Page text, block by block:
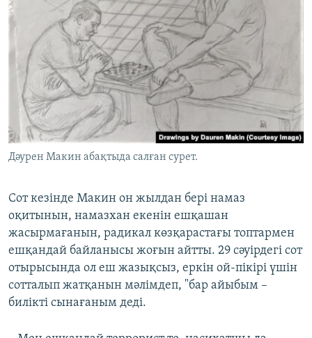
Дәурен Макин абақтыда салған сурет.
Сот кезінде Макин он жылдан бері намаз
оқитынын, намазхан екенін ешқашан
жасырмағанын, радикал көзқарастағы топтармен
ешқандай байланысы жоғын айтты. 29 сәуірдегі сот
отырысында ол еш жазықсыз, еркін ой-пікірі үшін
сотталып жатқанын мәлімдеп, "бар айыбым –
билікті сынағаным деді.